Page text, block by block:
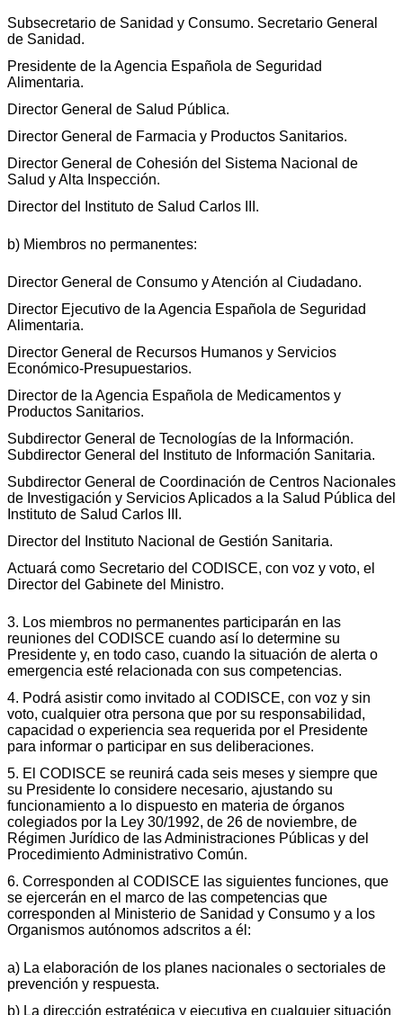
Subsecretario de Sanidad y Consumo. Secretario General
de Sanidad.
Presidente de la Agencia Española de Seguridad
Alimentaria.
Director General de Salud Pública.
Director General de Farmacia y Productos Sanitarios.
Director General de Cohesión del Sistema Nacional de
Salud y Alta Inspección.
Director del Instituto de Salud Carlos III.
b) Miembros no permanentes:
Director General de Consumo y Atención al Ciudadano.
Director Ejecutivo de la Agencia Española de Seguridad
Alimentaria.
Director General de Recursos Humanos y Servicios
Económico-Presupuestarios.
Director de la Agencia Española de Medicamentos y
Productos Sanitarios.
Subdirector General de Tecnologías de la Información.
Subdirector General del Instituto de Información Sanitaria.
Subdirector General de Coordinación de Centros Nacionales
de Investigación y Servicios Aplicados a la Salud Pública del
Instituto de Salud Carlos III.
Director del Instituto Nacional de Gestión Sanitaria.
Actuará como Secretario del CODISCE, con voz y voto, el
Director del Gabinete del Ministro.
3. Los miembros no permanentes participarán en las
reuniones del CODISCE cuando así lo determine su
Presidente y, en todo caso, cuando la situación de alerta o
emergencia esté relacionada con sus competencias.
4. Podrá asistir como invitado al CODISCE, con voz y sin
voto, cualquier otra persona que por su responsabilidad,
capacidad o experiencia sea requerida por el Presidente
para informar o participar en sus deliberaciones.
5. El CODISCE se reunirá cada seis meses y siempre que
su Presidente lo considere necesario, ajustando su
funcionamiento a lo dispuesto en materia de órganos
colegiados por la Ley 30/1992, de 26 de noviembre, de
Régimen Jurídico de las Administraciones Públicas y del
Procedimiento Administrativo Común.
6. Corresponden al CODISCE las siguientes funciones, que
se ejercerán en el marco de las competencias que
corresponden al Ministerio de Sanidad y Consumo y a los
Organismos autónomos adscritos a él:
a) La elaboración de los planes nacionales o sectoriales de
prevención y respuesta.
b) La dirección estratégica y ejecutiva en cualquier situación